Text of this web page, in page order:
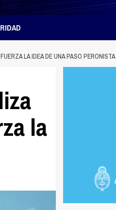
LA IDEA DE UNA PASO PERONISTA
la